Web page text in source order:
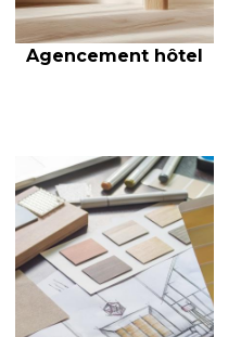
Agencement hôtel